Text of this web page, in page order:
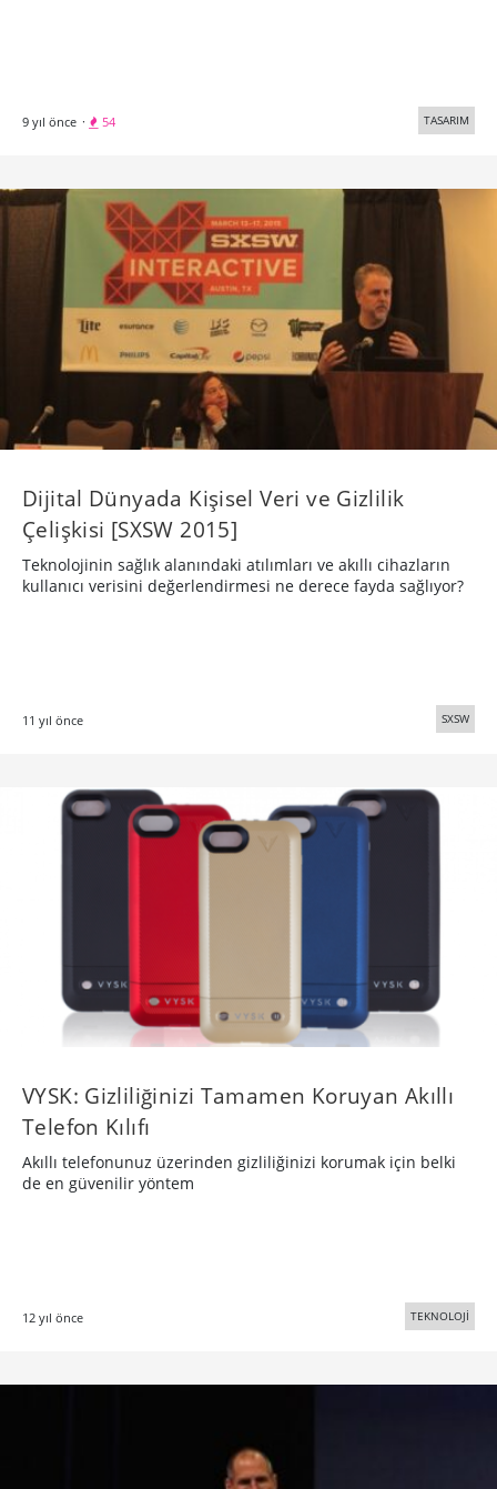
9 yıl önce · 54 TASARIM
Dijital Dünyada Kişisel Veri ve Gizlilik
Çelişkisi [SXSW 2015]
Teknolojinin sağlık alanındaki atılımları ve akıllı cihazların
kullanıcı verisini değerlendirmesi ne derece fayda sağlıyor?
11 yıl önce SXSW
VYSK: Gizliliğinizi Tamamen Koruyan Akıllı
Telefon Kılıfı
Akıllı telefonunuz üzerinden gizliliğinizi korumak için belki
de en güvenilir yöntem
12 yıl önce TEKNOLOJİ